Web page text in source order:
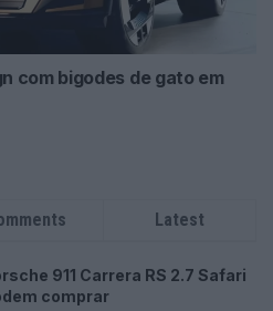
com bigodes de gato em
Latest
911 Carrera RS 2.7 Safari
comprar